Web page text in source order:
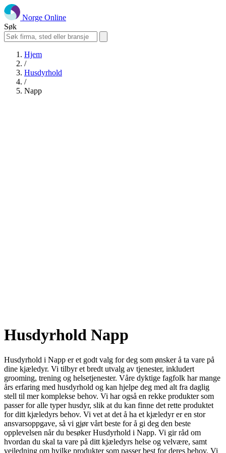
Norge Online
Søk
Hjem
/
Husdyrhold
/
Napp
Husdyrhold Napp
Husdyrhold i Napp er et godt valg for deg som ønsker å ta vare på
dine kjæledyr. Vi tilbyr et bredt utvalg av tjenester, inkludert
grooming, trening og helsetjenester. Våre dyktige fagfolk har mange
års erfaring med husdyrhold og kan hjelpe deg med alt fra daglig
stell til mer komplekse behov. Vi har også en rekke produkter som
passer for alle typer husdyr, slik at du kan finne det rette produktet
for ditt kjæledyrs behov. Vi vet at det å ha et kjæledyr er en stor
ansvarsoppgave, så vi gjør vårt beste for å gi deg den beste
opplevelsen når du besøker Husdyrhold i Napp. Vi gir råd om
hvordan du skal ta vare på ditt kjæledyrs helse og velvære, samt
veiledning om hvilke produkter som passer best for deres behov. Vi